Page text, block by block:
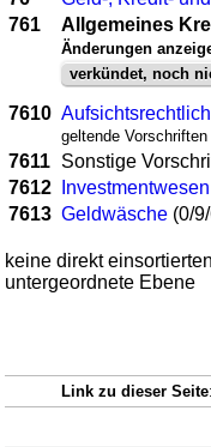
761
Allgemeines
Änderungen
verkündet, noch
7610
geltende Vorschriften
7611 Sonstige
7612
Investmentwesen
7613 Geldwäsche (0/
keine direkt
untergeordnete Ebene
Link zu dieser Seite